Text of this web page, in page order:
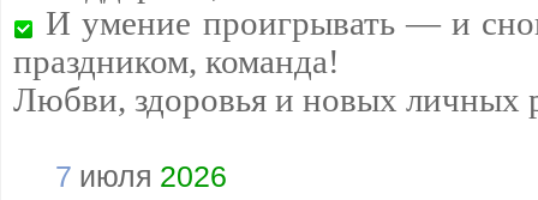
И умение проигрывать — и
праздником, команда!
Любви, здоровья и новых личных
7 июля 2026